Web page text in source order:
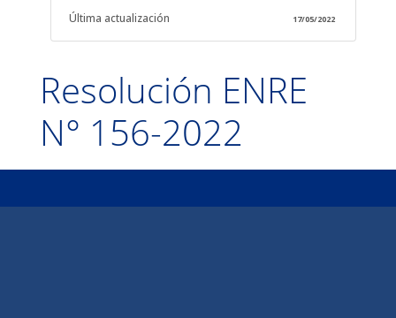
Última actualización 17/05/2022
Resolución ENRE
N° 156-2022